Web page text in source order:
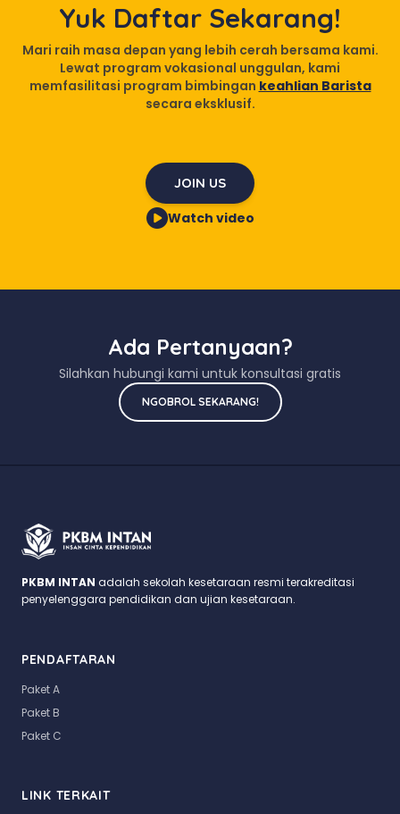
Yuk Daftar Sekarang!
Mari raih masa depan yang lebih cerah bersama kami.
Lewat program vokasional unggulan, kami
memfasilitasi program bimbingan keahlian Barista
secara eksklusif.
JOIN US
Watch video
Ada Pertanyaan?
Silahkan hubungi kami untuk konsultasi gratis
NGOBROL SEKARANG!
PKBM INTAN adalah sekolah kesetaraan resmi terakreditasi
penyelenggara pendidikan dan ujian kesetaraan.
PENDAFTARAN
Paket A
Paket B
Paket C
LINK TERKAIT